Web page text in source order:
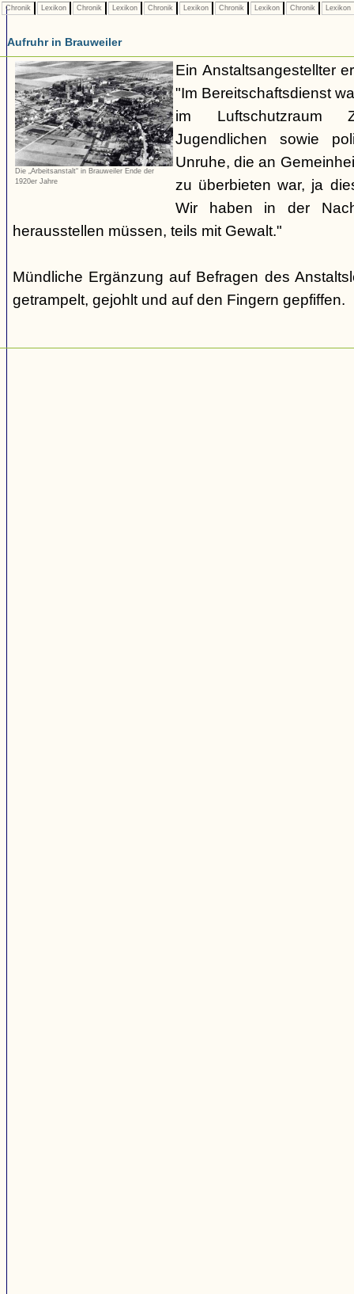
Chronik Lexikon Chronik Lexikon Chronik Lexikon Chronik Lexikon Chronik Lexikon
Aufruhr in Brauweiler
Die „Arbeitsanstalt“ in Brauweiler Ende der
1920er Jahre
Ein Anstaltsangestellter
"Im Bereitschaftsdienst
im Luftschutzraum
Jugendlichen sowie
Unruhe, die an
zu überbieten war, ja
Wir haben in der
herausstellen müssen, teils mit Gewalt."
Mündliche Ergänzung auf Befragen des
getrampelt, gejohlt und auf den Fingern gepfiffen.